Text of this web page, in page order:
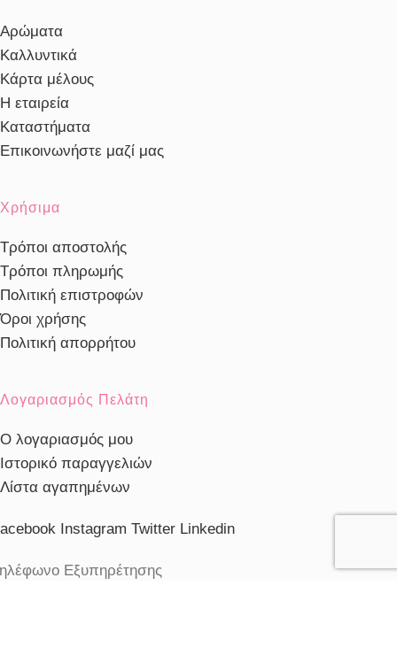
Αρώματα
Καλλυντικά
Κάρτα μέλους
Η εταιρεία
Καταστήματα
Επικοινωνήστε μαζί μας
Χρήσιμα
Τρόποι αποστολής
Τρόποι πληρωμής
Πολιτική επιστροφών
Όροι χρήσης
Πολιτική απορρήτου
Λογαριασμός Πελάτη
Ο λογαριασμός μου
Ιστορικό παραγγελιών
Λίστα αγαπημένων
Instagram Twitter Linkedin
Εξυπηρέτησης